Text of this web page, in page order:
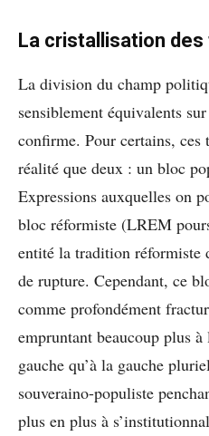
La cristallisation
La division du champ
sensiblement équivalents
confirme. Pour certains, ces
réalité que deux : un bloc
Expressions auxquelles on
bloc réformiste (LREM
entité la tradition réformiste
de rupture. Cependant, ce
comme profondément
empruntant beaucoup plus
gauche qu’à la gauche
souveraino-populiste
plus en plus à